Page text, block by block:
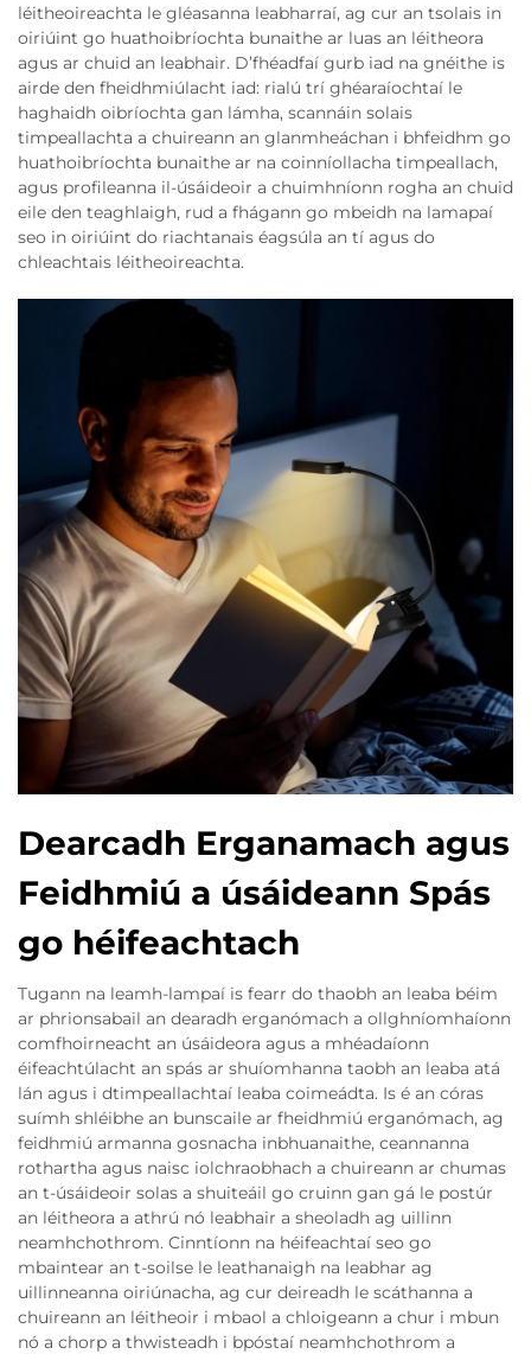
léitheoireachta le gléasanna leabharraí, ag cur an tsolais in
oiriúint go huathoibríochta bunaithe ar luas an léitheora
agus ar chuid an leabhair. D’fhéadfaí gurb iad na gnéithe is
airde den fheidhmiúlacht iad: rialú trí ghéaraíochtaí le
haghaidh oibríochta gan lámha, scannáin solais
timpeallachta a chuireann an glanmheáchan i bhfeidhm go
huathoibríochta bunaithe ar na coinníollacha timpeallach,
agus profileanna il-úsáideoir a chuimhníonn rogha an chuid
eile den teaghlaigh, rud a fhágann go mbeidh na lamapaí
seo in oiriúint do riachtanais éagsúla an tí agus do
chleachtais léitheoireachta.
Dearcadh Erganamach agus
Feidhmiú a úsáideann Spás
go héifeachtach
Tugann na leamh-lampaí is fearr do thaobh an leaba béim
ar phrionsabail an dearadh erganómach a ollghníomhaíonn
comfhoirneacht an úsáideora agus a mhéadaíonn
éifeachtúlacht an spás ar shuíomhanna taobh an leaba atá
lán agus i dtimpeallachtaí leaba coimeádta. Is é an córas
suímh shléibhe an bunscaile ar fheidhmiú erganómach, ag
feidhmiú armanna gosnacha inbhuanaithe, ceannanna
rothartha agus naisc iolchraobhach a chuireann ar chumas
an t-úsáideoir solas a shuiteáil go cruinn gan gá le postúr
an léitheora a athrú nó leabhair a sheoladh ag uillinn
neamhchothrom. Cinntíonn na héifeachtaí seo go
mbaintear an t-soilse le leathanaigh na leabhar ag
uillinneanna oiriúnacha, ag cur deireadh le scáthanna a
chuireann an léitheoir i mbaol a chloigeann a chur i mbun
nó a chorp a thwisteadh i bpóstaí neamhchothrom a